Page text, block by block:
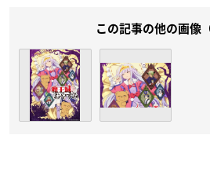
この記事の他の画像